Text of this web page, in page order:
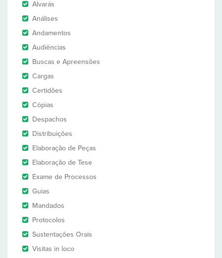
Alvarás
Análises
Andamentos
Audiências
Buscas e Apreensões
Cargas
Certidões
Cópias
Despachos
Distribuições
Elaboração de Peças
Elaboração de Tese
Exame de Processos
Guias
Mandados
Protocolos
Sustentações Orais
Visitas in loco